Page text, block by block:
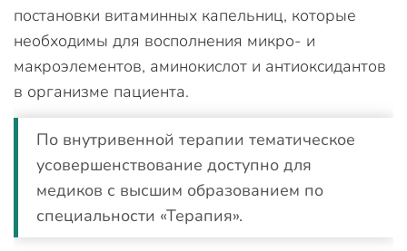
постановки витаминных капельниц, которые
необходимы для восполнения микро- и
макроэлементов, аминокислот и антиоксидантов
в организме пациента.
По внутривенной терапии тематическое
усовершенствование доступно для
медиков с высшим образованием по
специальности «Терапия».